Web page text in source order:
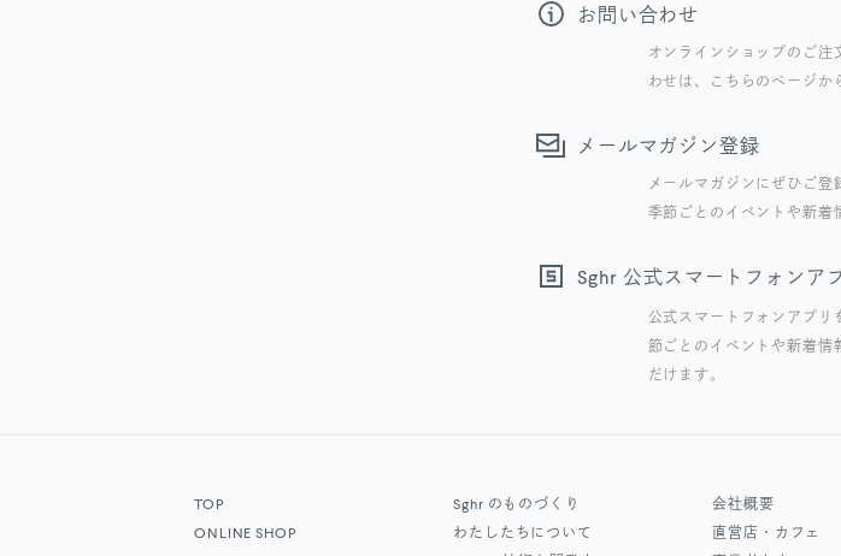
お問い合わせ
オンラインショップのご注
わせは、こちらのページか
メールマガジン登録
メールマガジンにぜひご登
季節ごとのイベントや新着
Sghr 公式スマートフォンア
公式スマートフォンアプリ
節ごとのイベントや新着情
だけます。
TOP
ONLINE SHOP
Sghr のものづくり
わたしたちについて
会社概要
直営店・カフェ